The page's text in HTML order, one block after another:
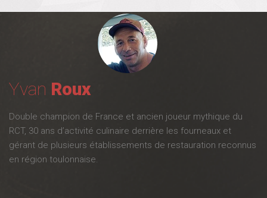
Yvan Roux
Double champion de France et ancien joueur mythique du
RCT, 30 ans d’activité culinaire derrière les fourneaux et
gérant de plusieurs établissements de restauration reconnus
en région toulonnaise.